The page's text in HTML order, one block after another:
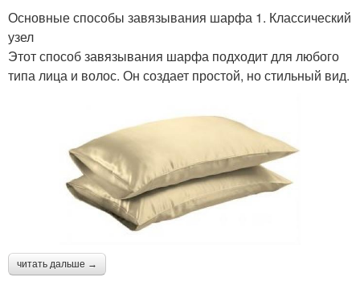
Основные способы завязывания шарфа 1. Классический
узел
Этот способ завязывания шарфа подходит для любого
типа лица и волос. Он создает простой, но стильный вид.
читать дальше →